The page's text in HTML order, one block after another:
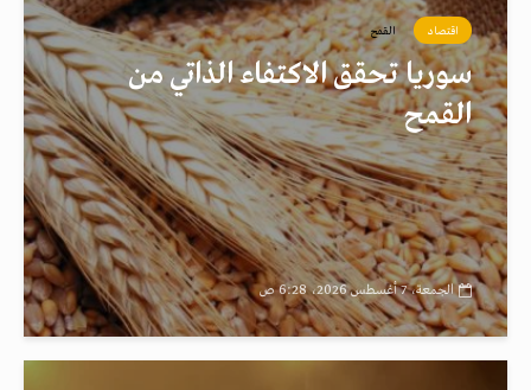
اقتصاد القمح
سوريا تحقق الاكتفاء الذاتي من
القمح
الجمعة، 7 أغسطس 2026، 6:28 ص